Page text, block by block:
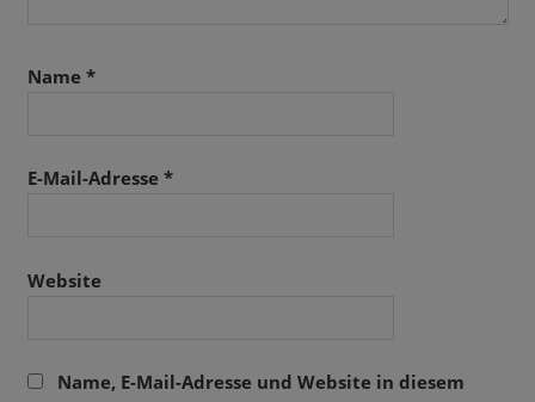
Name *
E-Mail-Adresse *
Website
Name, E-Mail-Adresse und Website in diesem